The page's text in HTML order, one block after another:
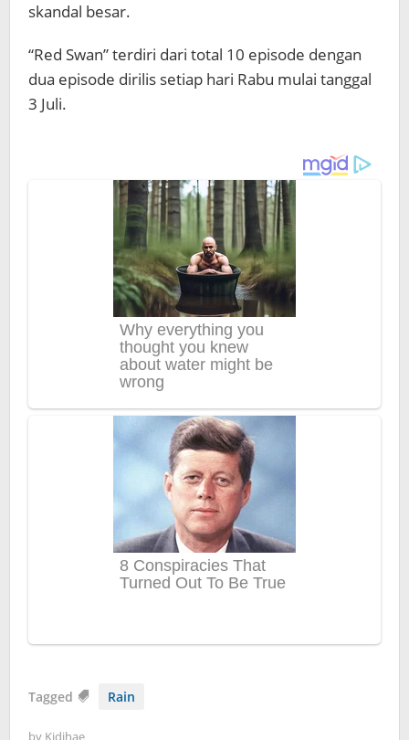
skandal besar.
“Red Swan” terdiri dari total 10 episode dengan
dua episode dirilis setiap hari Rabu mulai tanggal
3 Juli.
Tagged Rain